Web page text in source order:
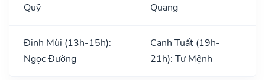
Quỹ
Quang
Đinh Mùi (13h-15h):
Ngọc Đường
Canh Tuất (19h-
21h): Tư Mệnh